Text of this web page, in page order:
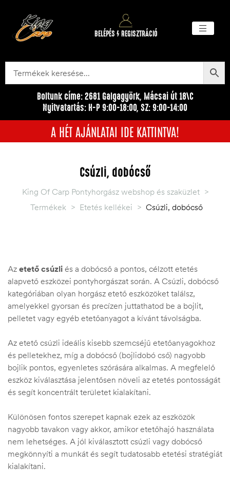
BELÉPÉS / REGISZTRÁCIÓ
Boltunk címe: 2681 Galgagyörk, Mácsai út 18\C
Nyitvatartás: H-P 9:00-18:00, SZ: 9:00-14:00
A HÉT AJÁNLATAI IDE KATTINTVA!
Csúzli, dobócső
King Of Carp Pontyhorgász webshop és szaküzlet >
Termékek > Etetés kellékei > Csúzli, dobócső
Az etető csúzli és a dobócső a pontos, célzott etetés
alapvető eszközei pontyhorgászat során. A Csúzli, dobócső
kategóriában olyan horgász etető eszközöket találsz,
amelyekkel gyorsan és precízen juttathatod be a bojlit,
pelletet vagy egyéb etetőanyagot a kívánt távolságba.
Az etető csúzli ideális kisebb szemcséjű etetőanyagokhoz
és pelletekhez, míg a dobócső (bojlidobó cső) nagyobb
bojlik pontos, egyenletes szórására alkalmas. A megfelelő
eszköz kiválasztása jelentősen növeli az etetés pontosságát
és segít koncentrált területet kialakítani.
Különösen fontos szerepet kapnak ezek az eszközök
nagyobb tavakon vagy akkor, amikor etetőhajó használata
nem lehetséges. A jól kiválasztott csúzli vagy dobócső
megkönnyíti a munkát és segít tudatosabb etetési stratégiát
kialakítani.